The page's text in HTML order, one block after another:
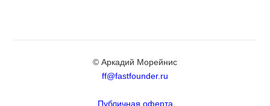
© Аркадий Морейнис
ff@fastfounder.ru
Публичная оферта